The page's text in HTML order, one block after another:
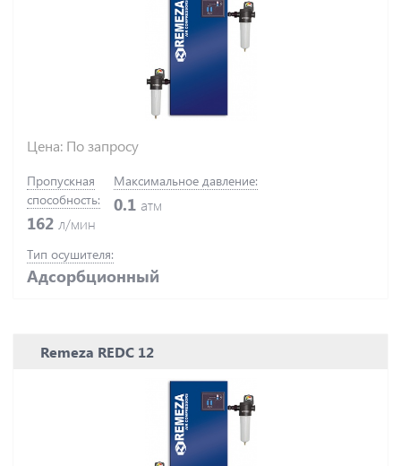
Цена: По запросу
Пропускная
способность:
162 л/мин
Максимальное давление:
0.1 атм
Тип осушителя:
Адсорбционный
Remeza REDC 12